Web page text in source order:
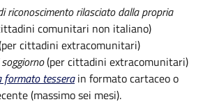
riconoscimento rilasciato dalla propria
comunitari non italiano)
cittadini extracomunitari)
(per cittadini extracomunitari)
formato tessera in formato cartaceo o
(massimo sei mesi).